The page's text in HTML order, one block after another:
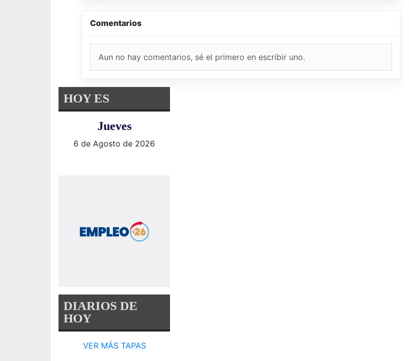
Comentarios
Aun no hay comentarios, sé el primero en escribir uno.
HOY ES
Jueves
6 de Agosto de 2026
DIARIOS DE
HOY
VER MÁS TAPAS